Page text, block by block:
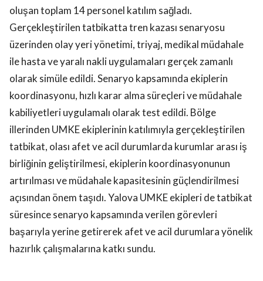
oluşan toplam 14 personel katılım sağladı.
Gerçekleştirilen tatbikatta tren kazası senaryosu
üzerinden olay yeri yönetimi, triyaj, medikal müdahale
ile hasta ve yaralı nakli uygulamaları gerçek zamanlı
olarak simüle edildi. Senaryo kapsamında ekiplerin
koordinasyonu, hızlı karar alma süreçleri ve müdahale
kabiliyetleri uygulamalı olarak test edildi. Bölge
illerinden UMKE ekiplerinin katılımıyla gerçekleştirilen
tatbikat, olası afet ve acil durumlarda kurumlar arası iş
birliğinin geliştirilmesi, ekiplerin koordinasyonunun
artırılması ve müdahale kapasitesinin güçlendirilmesi
açısından önem taşıdı. Yalova UMKE ekipleri de tatbikat
süresince senaryo kapsamında verilen görevleri
başarıyla yerine getirerek afet ve acil durumlara yönelik
hazırlık çalışmalarına katkı sundu.